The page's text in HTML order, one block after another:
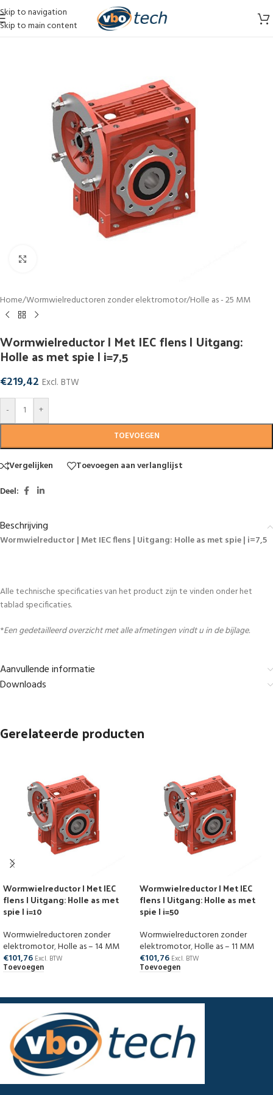
Skip to navigation
Skip to main content
Home/Wormwielreductoren zonder elektromotor/Holle as - 25 MM
Wormwielreductor | Met IEC flens | Uitgang:
Holle as met spie | i=7,5
€219,42 Excl. BTW
-
+
TOEVOEGEN
Vergelijken
Toevoegen aan verlanglijst
Deel:
Beschrijving
Wormwielreductor | Met IEC flens | Uitgang: Holle as met spie | i=7,5
Alle technische specificaties van het product zijn te vinden onder het
tablad specificaties.
*Een gedetailleerd overzicht met alle afmetingen vindt u in de bijlage.
Aanvullende informatie
Downloads
Gerelateerde producten
Wormwielreductor | Met IEC
flens | Uitgang: Holle as met
spie | i=10
Wormwielreductoren zonder
elektromotor,Holle as – 14 MM
€101,76 Excl. BTW
Toevoegen
Wormwielreductor | Met IEC
flens | Uitgang: Holle as met
spie | i=50
Wormwielreductoren zonder
elektromotor,Holle as – 11 MM
€101,76 Excl. BTW
Toevoegen